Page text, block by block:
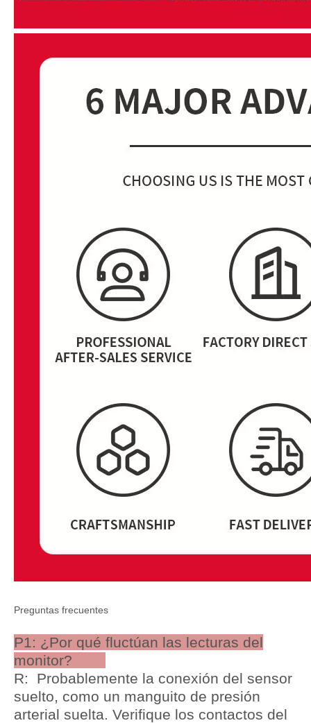
Preguntas frecuentes
P1: ¿Por qué fluctúan las lecturas del
monitor?
R: Probablemente la conexión del sensor
suelto, como un manguito de presión
arterial suelta. Verifique los contactos del